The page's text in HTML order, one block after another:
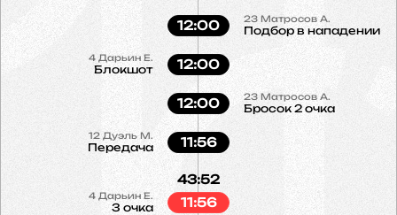
23 Матросов А.
Подбор в нападении
12:00
4 Дарьин Е.
Блокшот 12:00
23 Матросов А.
Бросок 2 очка
12:00
12 Дуэль М.
Передача 11:56
4 Дарьин Е.
3 очка
43:52
11:56